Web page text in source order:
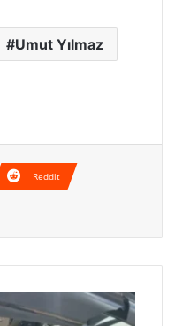
Umut Yılmaz
Reddit